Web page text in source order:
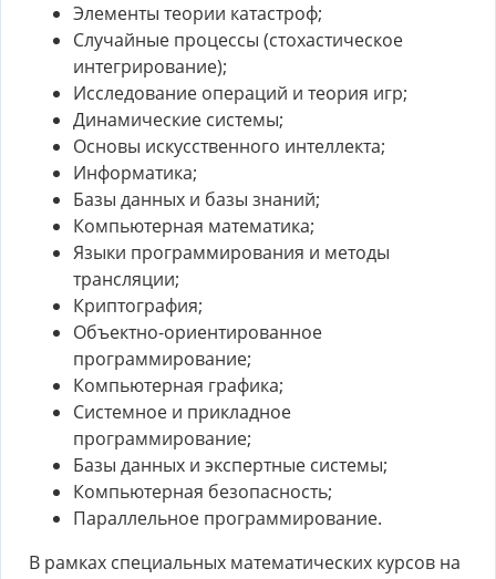
Элементы теории катастроф;
Случайные процессы (стохастическое
интегрирование);
Исследование операций и теория игр;
Динамические системы;
Основы искусственного интеллекта;
Информатика;
Базы данных и базы знаний;
Компьютерная математика;
Языки программирования и методы
трансляции;
Криптография;
Объектно-ориентированное
программирование;
Компьютерная графика;
Системное и прикладное
программирование;
Базы данных и экспертные системы;
Компьютерная безопасность;
Параллельное программирование.
В рамках специальных математических курсов на